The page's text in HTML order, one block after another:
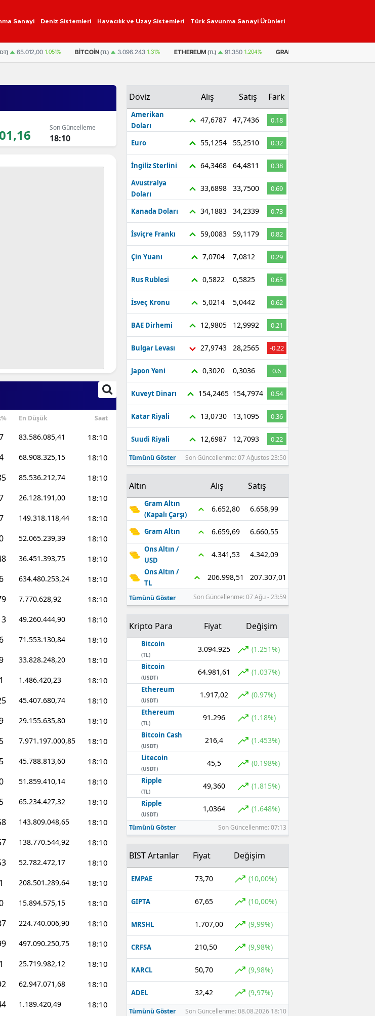
Sanayi Deniz Sistemleri Havacılık ve Uzay Sistemleri Türk Savunma Sanayi Ürünleri
65.012,00 1.051% BITCOIN(TL) 3.096.243 1.31% ETHEREUM (TL) 91.350 1.204% GRAM ALTIN
Son Güncelleme
18:10
En Düşük Saat
83.586.085,41 18:10
68.908.325,15 18:10
85.536.212,74 18:10
26.128.191,00 18:10
149.318.118,44 18:10
52.065.239,39 18:10
36.451.393,75 18:10
634.480.253,24 18:10
7.770.628,92 18:10
49.260.444,90 18:10
71.553.130,84 18:10
33.828.248,20 18:10
1.486.420,23 18:10
45.407.680,74 18:10
29.155.635,80 18:10
7.971.197.000,85 18:10
45.788.813,60 18:10
51.859.410,14 18:10
65.234.427,32 18:10
143.809.048,65 18:10
138.770.544,92 18:10
52.782.472,17 18:10
208.501.289,64 18:10
15.894.575,15 18:10
224.740.006,90 18:10
497.090.250,75 18:10
25.719.982,12 18:10
62.947.071,68 18:10
1.189.420,49 18:10
Döviz Alış Satış Fark
Amerikan
Doları
47,6787 47,7436 0.18
Euro 55,1254 55,2510 0.32
İngiliz Sterlini 64,3468 64,4811
0.38
Avustralya
Doları
33,6898 33,7500 0.69
Kanada Doları 34,1883 34,2339 0.73
İsviçre Frankı 59,0083 59,1179 0.82
Çin Yuanı 7,0704 7,0812 0.29
Rus Rublesi 0,5822 0,5825 0.65
İsveç Kronu 5,0214 5,0442 0.62
BAE Dirhemi 12,9805 12,9992 0.21
Bulgar Levası 27,9743 28,2565 -0.22
Japon Yeni 0,3020 0,3036 0.6
Kuveyt Dinarı 154,2465 154,7974 0.54
Katar Riyali 13,0730 13,1095 0.36
Suudi Riyali 12,6987 12,7093 0.22
Tümünü Göster Son Güncellenme: 07 Ağustos 23:50
Altın Alış Satış
Gram Altın
(Kapalı Çarşı)
6.652,80 6.658,99
Gram Altın 6.659,69 6.660,55
Ons Altın /
USD
4.341,53 4.342,09
Ons Altın /
TL
206.998,51 207.307,01
Tümünü Göster Son Güncellenme: 07 Ağu - 23:59
Kripto Para Fiyat Değişim
Bitcoin
(TL)
3.094.925 (1.251%)
Bitcoin
(USDT)
64.981,61 (1.037%)
Ethereum
(USDT)
1.917,02 (0.97%)
Ethereum
(TL)
91.296 (1.18%)
Bitcoin Cash
(USDT)
216,4 (1.453%)
Litecoin
(USDT)
45,5 (0.198%)
Ripple
(TL)
49,360 (1.815%)
Ripple
(USDT)
1,0364 (1.648%)
Tümünü Göster Son Güncellenme: 07:13
BIST Artanlar Fiyat Değişim
EMPAE 73,70 (10,00%)
GIPTA 67,65 (10,00%)
MRSHL 1.707,00 (9,99%)
CRFSA 210,50 (9,98%)
KARCL 50,70 (9,98%)
ADEL 32,42 (9,97%)
Tümünü Göster Son Güncellenme: 08.08.2026 18:10